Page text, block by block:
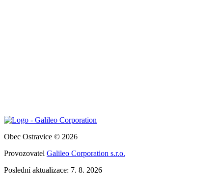
Obec Ostravice © 2026
Provozovatel Galileo Corporation s.r.o.
Poslední aktualizace: 7. 8. 2026